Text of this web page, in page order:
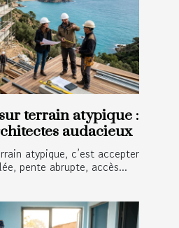
terrain atypique :
audacieux
atypique, c’est accepter
pente abrupte, accès...